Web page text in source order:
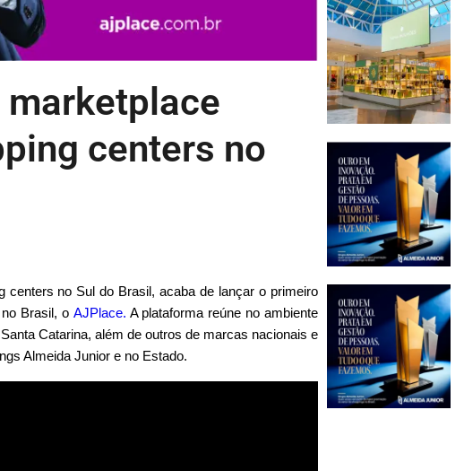
centers no
centers no Sul do Brasil, acaba de lançar o primeiro
Brasil, o AJPlace. A plataforma reúne no ambiente
Catarina, além de outros de marcas nacionais e
Almeida Junior e no Estado.